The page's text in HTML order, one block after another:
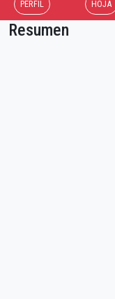
PERFIL HOJA
Resumen